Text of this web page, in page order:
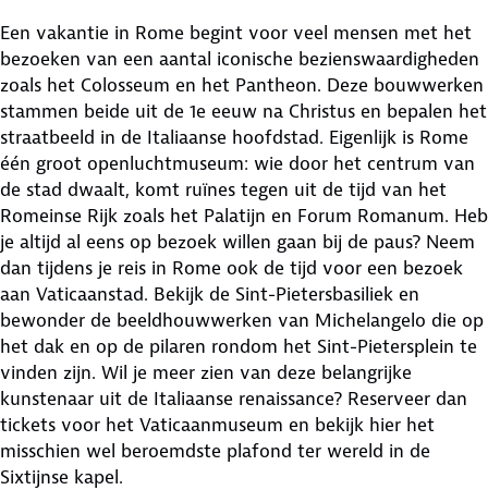
Een vakantie in Rome begint voor veel mensen met het
bezoeken van een aantal iconische bezienswaardigheden
zoals het Colosseum en het Pantheon. Deze bouwwerken
stammen beide uit de 1e eeuw na Christus en bepalen het
straatbeeld in de Italiaanse hoofdstad. Eigenlijk is Rome
één groot openluchtmuseum: wie door het centrum van
de stad dwaalt, komt ruïnes tegen uit de tijd van het
Romeinse Rijk zoals het Palatijn en Forum Romanum. Heb
je altijd al eens op bezoek willen gaan bij de paus? Neem
dan tijdens je reis in Rome ook de tijd voor een bezoek
aan Vaticaanstad. Bekijk de Sint-Pietersbasiliek en
bewonder de beeldhouwwerken van Michelangelo die op
het dak en op de pilaren rondom het Sint-Pietersplein te
vinden zijn. Wil je meer zien van deze belangrijke
kunstenaar uit de Italiaanse renaissance? Reserveer dan
tickets voor het Vaticaanmuseum en bekijk hier het
misschien wel beroemdste plafond ter wereld in de
Sixtijnse kapel.